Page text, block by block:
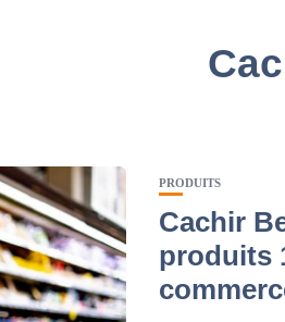
PRODUITS
Cachir
produits